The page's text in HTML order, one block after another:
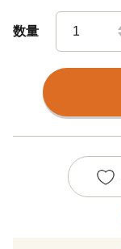
数量